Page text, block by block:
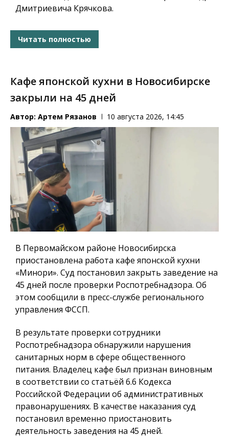
Дмитриевича Крячкова.
Читать полностью
Кафе японской кухни в Новосибирске
закрыли на 45 дней
Автор: Артем Рязанов 10 августа 2026, 14:45
В Первомайском районе Новосибирска
приостановлена работа кафе японской кухни
«Минори». Суд постановил закрыть заведение на
45 дней после проверки Роспотребнадзора. Об
этом сообщили в пресс-службе регионального
управления ФССП.
В результате проверки сотрудники
Роспотребнадзора обнаружили нарушения
санитарных норм в сфере общественного
питания. Владелец кафе был признан виновным
в соответствии со статьёй 6.6 Кодекса
Российской Федерации об административных
правонарушениях. В качестве наказания суд
постановил временно приостановить
деятельность заведения на 45 дней.